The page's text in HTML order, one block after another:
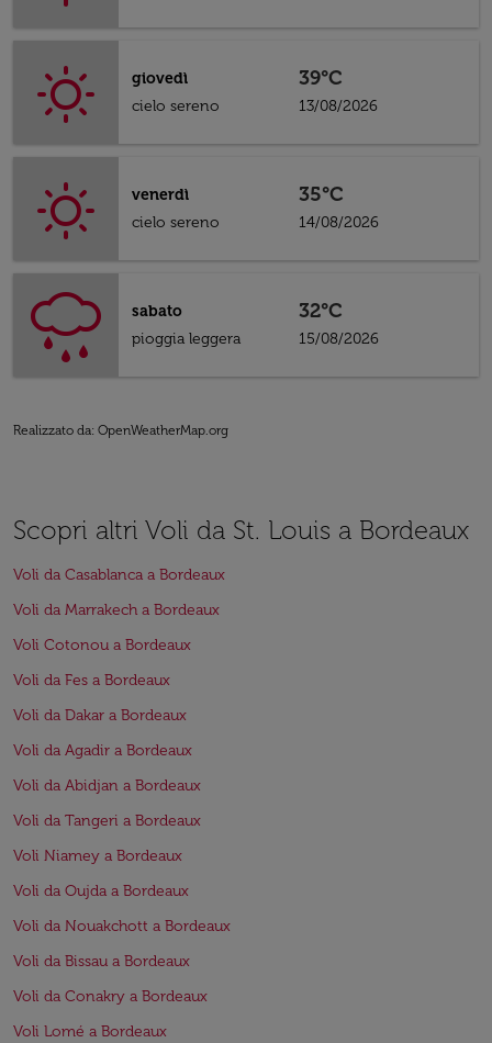
giovedì
cielo sereno
39°C
13/08/2026
venerdì
cielo sereno
35°C
14/08/2026
sabato
pioggia leggera
32°C
15/08/2026
Realizzato da: OpenWeatherMap.org
Scopri altri Voli da St. Louis a Bordeaux
Voli da Casablanca a Bordeaux
Voli da Marrakech a Bordeaux
Voli Cotonou a Bordeaux
Voli da Fes a Bordeaux
Voli da Dakar a Bordeaux
Voli da Agadir a Bordeaux
Voli da Abidjan a Bordeaux
Voli da Tangeri a Bordeaux
Voli Niamey a Bordeaux
Voli da Oujda a Bordeaux
Voli da Nouakchott a Bordeaux
Voli da Bissau a Bordeaux
Voli da Conakry a Bordeaux
Voli Lomé a Bordeaux